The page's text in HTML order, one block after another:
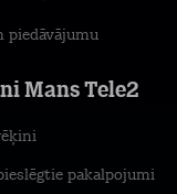
piedāvājumu
Mans Tele2
pakalpojumi